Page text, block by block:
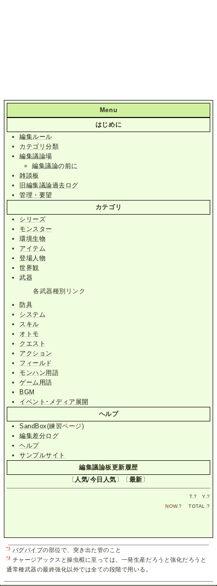
Menu
はじめに
編集ルール
カテゴリ分類
編集議論場
編集議論の前に
雑談板
旧編集議論過去ログ
管理・要望
カテゴリ
シリーズ
モンスター
環境生物
アイテム
登場人物
世界観
武器
各武器種別リンク
防具
システム
スキル
オトモ
クエスト
アクション
フィールド
モンハン用語
ゲーム用語
BGM
イベント･メディア展開
ヘルプ
SandBox(練習ページ)
編集差分ログ
ヘルプ
サンプルサイト
編集議論板更新履歴
〔 人気/今日人気 〕〔 最新 〕
T.? Y.?
NOW.? TOTAL.?
*1 バグパイプの部位で、突き出た管のこと
*2 チャージアックスと操虫棍に至っては、一発生産だろうと強化だろうと
通常種武器の最終強化以外では全ての段階で用いる。